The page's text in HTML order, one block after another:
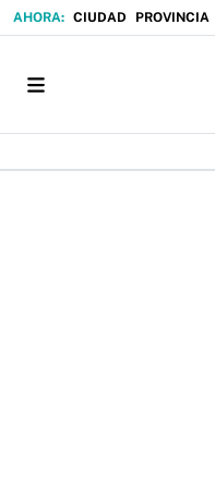
CIUDAD PROVINCIA